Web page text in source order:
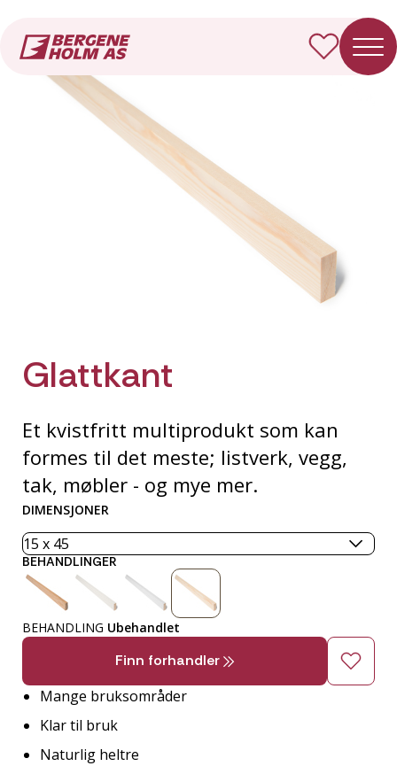
Glattkant
Et kvistfritt multiprodukt som kan
formes til det meste; listverk, vegg,
tak, møbler - og mye mer.
DIMENSJONER
BEHANDLINGER
BEHANDLING Ubehandlet
Finn forhandler
Mange bruksområder
Klar til bruk
Naturlig heltre